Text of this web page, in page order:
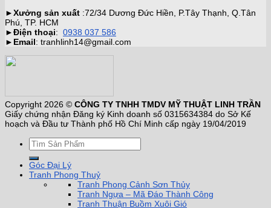
►Xưởng sản xuất :72/34 Dương Đức Hiền, P.Tây Thạnh, Q.Tân
Phú, TP. HCM
►Điện thoại: 0938 037 586
► Email: tranhlinh14@gmail.com
Copyright 2026 © CÔNG TY TNHH TMDV MỸ THUẬT LINH TRẦN
Giấy chứng nhận Đăng ký Kinh doanh số 0315634384 do Sở Kế
hoạch và Đầu tư Thành phố Hồ Chí Minh cấp ngày 19/04/2019
Góc Đại Lý
Tranh Phong Thuỷ
Tranh Phong Cảnh Sơn Thủy
Tranh Ngựa – Mã Đáo Thành Công
Tranh Thuận Buồm Xuôi Gió